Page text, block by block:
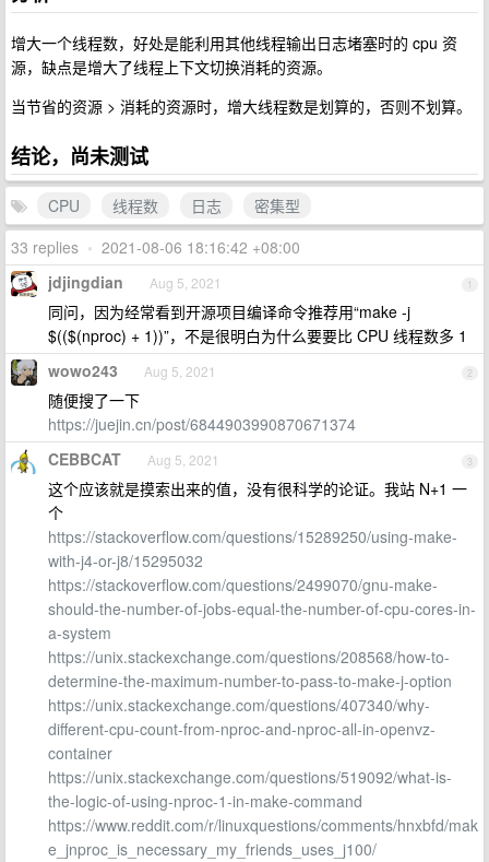
增大一个线程数，好处是能利用其他线程输出日志堵塞时的 cpu 资
源，缺点是增大了线程上下文切换消耗的资源。
当节省的资源 > 消耗的资源时，增大线程数是划算的，否则不划算。
结论，尚未测试
CPU 线程数 日志
密集型
33 replies • 2021-08-06 18:16:42 +08:00
1
jdjingdian Aug 5, 2021
同问，因为经常看到开源项目编译命令推荐用“make -j
$(($(nproc) + 1))”，不是很明白为什么要要比 CPU 线程数多 1
2
wowo243 Aug 5, 2021
随便搜了一下
https://juejin.cn/post/6844903990870671374
3
CEBBCAT Aug 5, 2021
这个应该就是摸索出来的值，没有很科学的论证。我站 N+1 一
个
https://stackoverflow.com/questions/15289250/using-make-
with-j4-or-j8/15295032
https://stackoverflow.com/questions/2499070/gnu-make-
should-the-number-of-jobs-equal-the-number-of-cpu-cores-in-
a-system
https://unix.stackexchange.com/questions/208568/how-to-
determine-the-maximum-number-to-pass-to-make-j-option
https://unix.stackexchange.com/questions/407340/why-
different-cpu-count-from-nproc-and-nproc-all-in-openvz-
container
https://unix.stackexchange.com/questions/519092/what-is-
the-logic-of-using-nproc-1-in-make-command
https://www.reddit.com/r/linuxquestions/comments/hnxbfd/mak
e_jnproc_is_necessary_my_friends_uses_j100/